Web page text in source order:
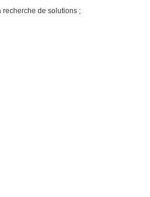
recherche de solutions ;